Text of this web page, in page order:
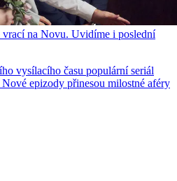
vrací na Novu. Uvidíme i poslední
vysílacího času populární seriál
epizody přinesou milostné aféry